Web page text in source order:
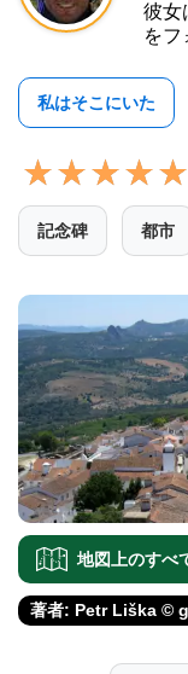
彼女
をフ
私はそこにいた
記念碑 都市
地図上のすべ
著者: Petr Liška ©